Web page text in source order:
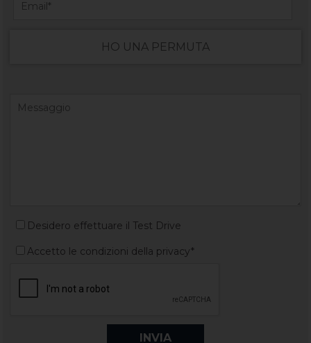
HO UNA PERMUTA
Desidero effettuare il Test Drive
Accetto le condizioni della privacy*